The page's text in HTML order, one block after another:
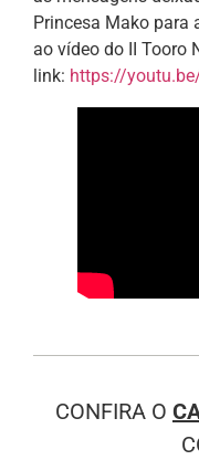
Princesa Mako para
ao vídeo do II Tooro
link: https://
CONFIRA O